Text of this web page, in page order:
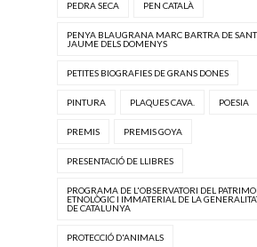
PEDRA SECA PEN CATALÀ
PENYA BLAUGRANA MARC BARTRA DE SANT
JAUME DELS DOMENYS
PETITES BIOGRAFIES DE GRANS DONES
PINTURA PLAQUES CAVA. POESIA
PREMIS PREMIS GOYA
PRESENTACIÓ DE LLIBRES
PROGRAMA DE L'OBSERVATORI DEL
ETNOLÒGIC I IMMATERIAL DE LA
DE CATALUNYA
PROTECCIÓ D'ANIMALS